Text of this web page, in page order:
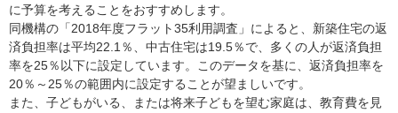
に予算を考えることをおすすめします。
同機構の「2018年度フラット35利用調査」によると、新築住宅の返
済負担率は平均22.1％、中古住宅は19.5％で、多くの人が返済負担
率を25％以下に設定しています。このデータを基に、返済負担率を
20％～25％の範囲内に設定することが望ましいです。
また、子どもがいる、または将来子どもを望む家庭は、教育費を見